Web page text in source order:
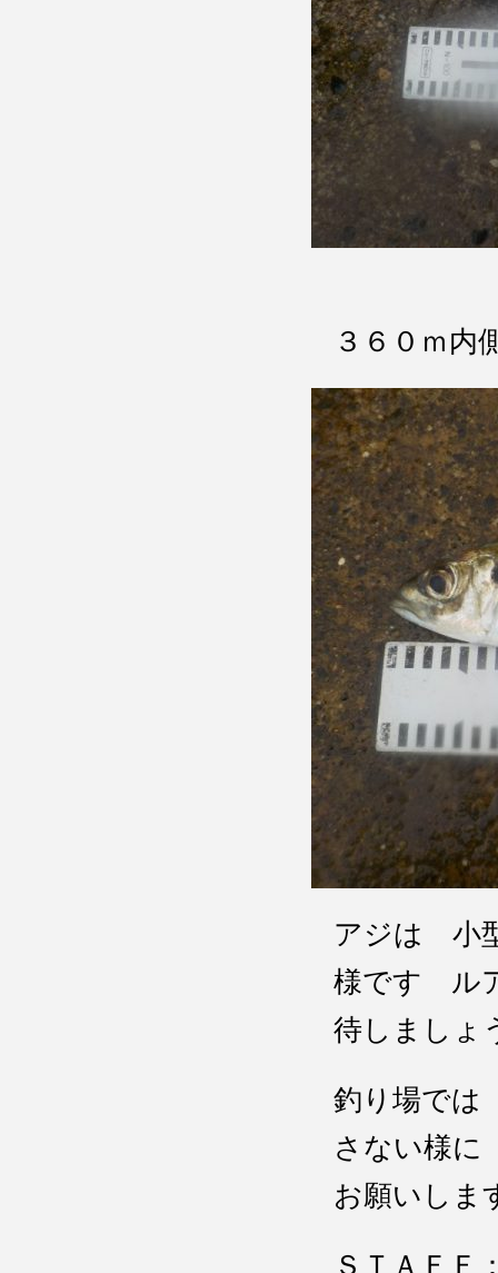
３６０ｍ
アジは 小
様です ル
待しましょ
釣り場で
さない様
お願いしま
ＳＴＡＦ